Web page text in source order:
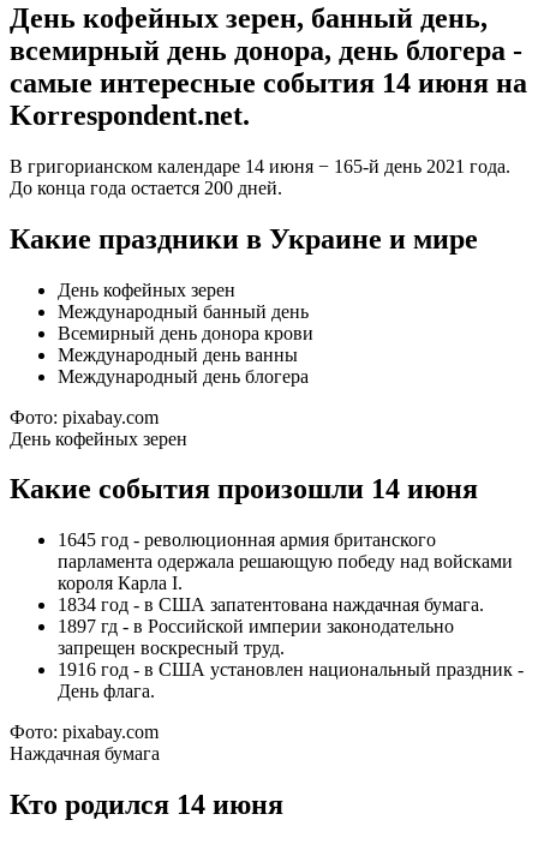
День кофейных зерен, банный день,
всемирный день донора, день блогера -
самые интересные события 14 июня на
Korrespondent.net.
В григорианском календаре 14 июня − 165-й день 2021 года.
До конца года остается 200 дней.
Какие праздники в Украине и мире
День кофейных зерен
Международный банный день
Всемирный день донора крови
Международный день ванны
Международный день блогера
Фото: pixabay.com
День кофейных зерен
Какие события произошли 14 июня
1645 год - революционная армия британского
парламента одержала решающую победу над войсками
короля Карла I.
1834 год - в США запатентована наждачная бумага.
1897 гд - в Российской империи законодательно
запрещен воскресный труд.
1916 год - в США установлен национальный праздник -
День флага.
Фото: pixabay.com
Наждачная бумага
Кто родился 14 июня